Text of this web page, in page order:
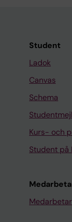
Student
Ladok
Canvas
Schema
Kurs- och
Student på